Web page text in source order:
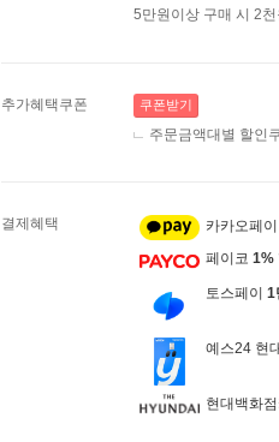
5만원이상 구매 시 2천
추가혜택쿠폰 쿠폰받기
주문금액대별 할인
결제혜택 카카오페이
페이코 1%
토스페이 1
예스24 현
현대백화